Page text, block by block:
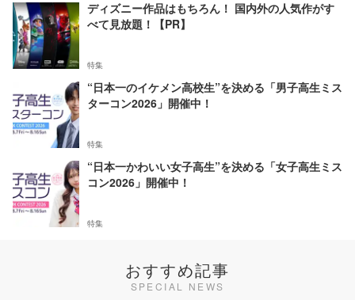
ディズニー作品はもちろん！ 国内外の人気作がす
べて見放題！【PR】
特集
“日本一のイケメン高校生”を決める「男子高生ミス
ターコン2026」開催中！
特集
“日本一かわいい女子高生”を決める「女子高生ミス
コン2026」開催中！
特集
おすすめ記事
SPECIAL NEWS